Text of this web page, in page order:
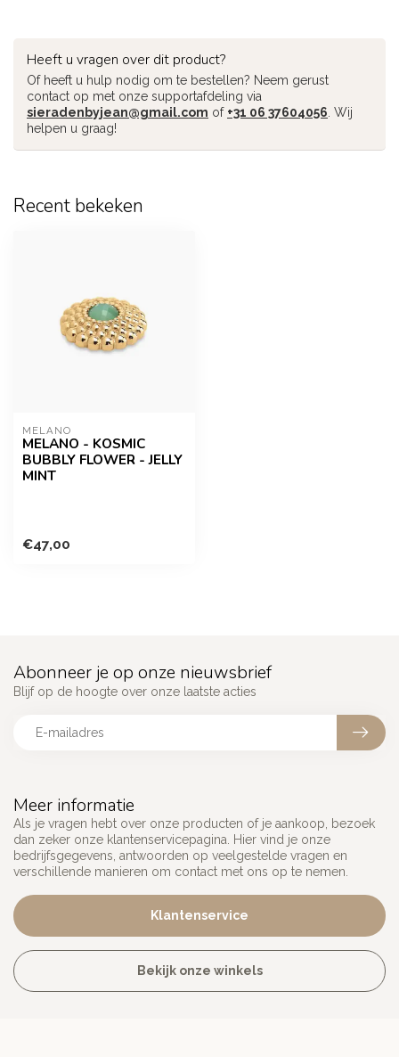
Heeft u vragen over dit product?
Of heeft u hulp nodig om te bestellen? Neem gerust
contact op met onze supportafdeling via
sieradenbyjean@gmail.com of +31 06 37604056 . Wij
helpen u graag!
Recent bekeken
MELANO
MELANO - KOSMIC
BUBBLY FLOWER - JELLY
MINT
€47,00
Meer informatie
Als je vragen hebt over onze producten of je aankoop, bezoek
dan zeker onze klantenservicepagina. Hier vind je onze
bedrijfsgegevens, antwoorden op veelgestelde vragen en
verschillende manieren om contact met ons op te nemen.
Klantenservice
Bekijk onze winkels
Abonneer je op onze nieuwsbrief
Blijf op de hoogte over onze laatste acties